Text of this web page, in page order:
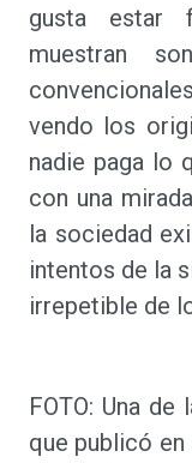
gusta estar
muestran
vendo los
nadie paga lo
con una
la sociedad
intentos de la
irrepetible de
FOTO: Una
que publicó